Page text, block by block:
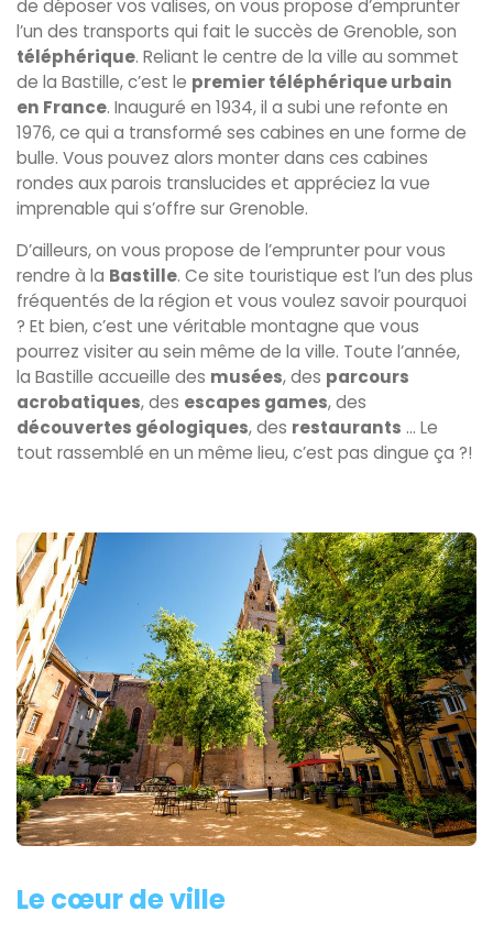
de déposer vos valises, on vous propose d’emprunter
l’un des transports qui fait le succès de Grenoble, son
téléphérique. Reliant le centre de la ville au sommet
de la Bastille, c’est le premier téléphérique urbain
en France. Inauguré en 1934, il a subi une refonte en
1976, ce qui a transformé ses cabines en une forme de
bulle. Vous pouvez alors monter dans ces cabines
rondes aux parois translucides et appréciez la vue
imprenable qui s’offre sur Grenoble.
D’ailleurs, on vous propose de l’emprunter pour vous
rendre à la Bastille. Ce site touristique est l’un des plus
fréquentés de la région et vous voulez savoir pourquoi
? Et bien, c’est une véritable montagne que vous
pourrez visiter au sein même de la ville. Toute l’année,
la Bastille accueille des musées, des parcours
acrobatiques, des escapes games, des
découvertes géologiques, des restaurants ... Le
tout rassemblé en un même lieu, c’est pas dingue ça ?!
Le cœur de ville